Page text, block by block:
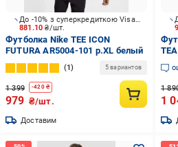
881.10₴/шт.
До -10% з суперкредиткою Visa Вигода
Футболка Nike TEE ICON
FUTURA AR5004-101 р.XL белый
1 5 вариантов
1 399 -420₴
979 ₴/шт.
Доставим
1
1